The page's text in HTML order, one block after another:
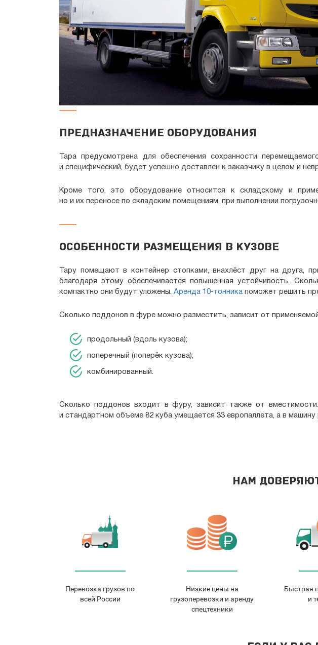
Предназначение оборудования
Тара предусмотрена для обеспечения сохранности
и специфический, будет успешно доставлен к заказчику в целом и
Кроме того, это оборудование относится к складскому и
но и их переносе по складским помещениям, при выполнении
Особенности размещения в кузове
Тару помещают в контейнер стопками, внахлёст друг на
благодаря этому обеспечивается повышенная устойчивость.
компактно они будут уложены. Аренда 10-тонника поможет решить
Сколько поддонов в фуре можно разместить, зависит от
продольный (вдоль кузова);
поперечный (поперёк кузова);
комбинированный.
Сколько поддонов входит в фуру, зависит также от
и стандартном объеме 82 куба умещается 33 европаллета, а в
Нам
Перевозка грузов по
всей России
Низкие цены на
грузоперевозки и аренду
спецтехники
Быстрая
и